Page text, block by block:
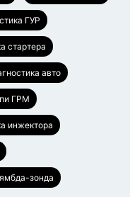
ГУР
стартера
авто
ГРМ
инжектора
зонда